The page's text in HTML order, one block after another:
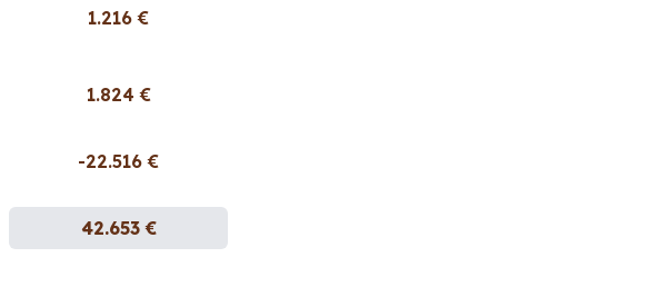
1.216 €
1.824 €
-22.516 €
42.653 €